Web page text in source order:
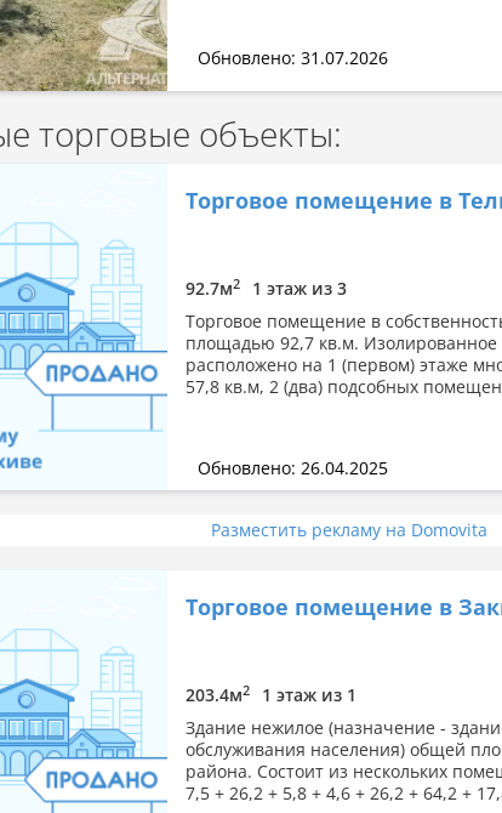
Обновлено: 31.07.2026
торговые объекты:
Торговое помещение в
92.7м2
1 этаж из 3
Торговое помещение в
площадью 92,7 кв.м.
расположено на 1 (первом) этаже
57,8 кв.м, 2 (два) подсобных
Обновлено: 26.04.2025
Разместить рекламу на Domovita
Торговое помещение в
203.4м2
1 этаж из 1
Здание нежилое (назначение -
обслуживания населения) общей
района. Состоит из нескольких
7,5 + 26,2 + 5,8 + 4,6 + 26,2 + 64,2 +